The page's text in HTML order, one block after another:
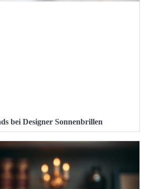
bei Designer Sonnenbrillen